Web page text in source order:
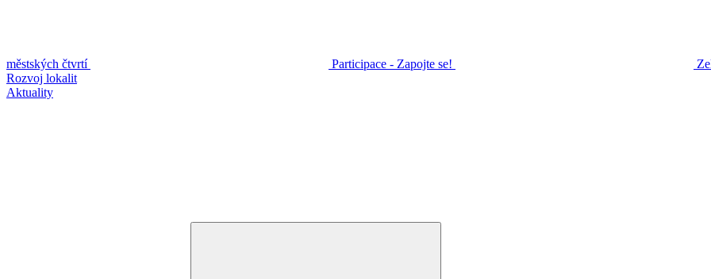
městských čtvrtí Participace - Zapojte se!
Rozvoj lokalit
Aktuality